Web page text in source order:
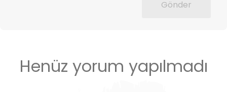
Gönder
Henüz yorum yapılmadı